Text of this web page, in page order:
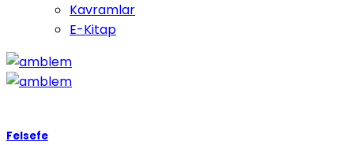
Kavramlar
E-Kitap
Felsefe